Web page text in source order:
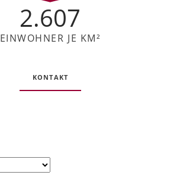
2.607
EINWOHNER JE KM²
KONTAKT